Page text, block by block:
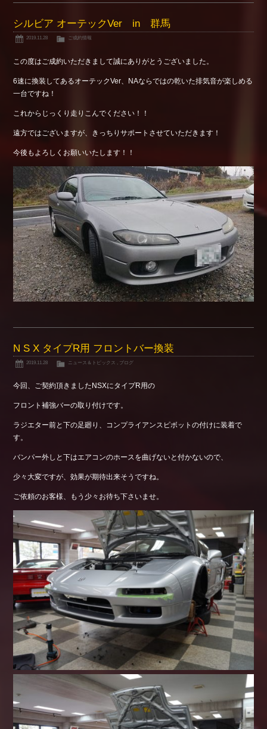
シルビア オーテックVer in 群馬
2019.11.28 ご成約情報
この度はご成約いただきまして誠にありがとうございました。
6速に換装してあるオーテックVer、NAならではの乾いた排気音が楽しめる
一台ですね！
これからじっくり走りこんでください！！
遠方ではございますが、きっちりサポートさせていただきます！
今後もよろしくお願いいたします！！
N S X タイプR用 フロントバー換装
2019.11.28 ニュース＆トピックス ブログ
今回、ご契約頂きましたNSXにタイプR用の
フロント補強バーの取り付けです。
ラジエター前と下の足廻り、コンプライアンスピボットの付けに装着で
す。
バンパー外しと下はエアコンのホースを曲げないと付かないので、
少々大変ですが、効果が期待出来そうですね。
ご依頼のお客様、もう少々お待ち下さいませ。